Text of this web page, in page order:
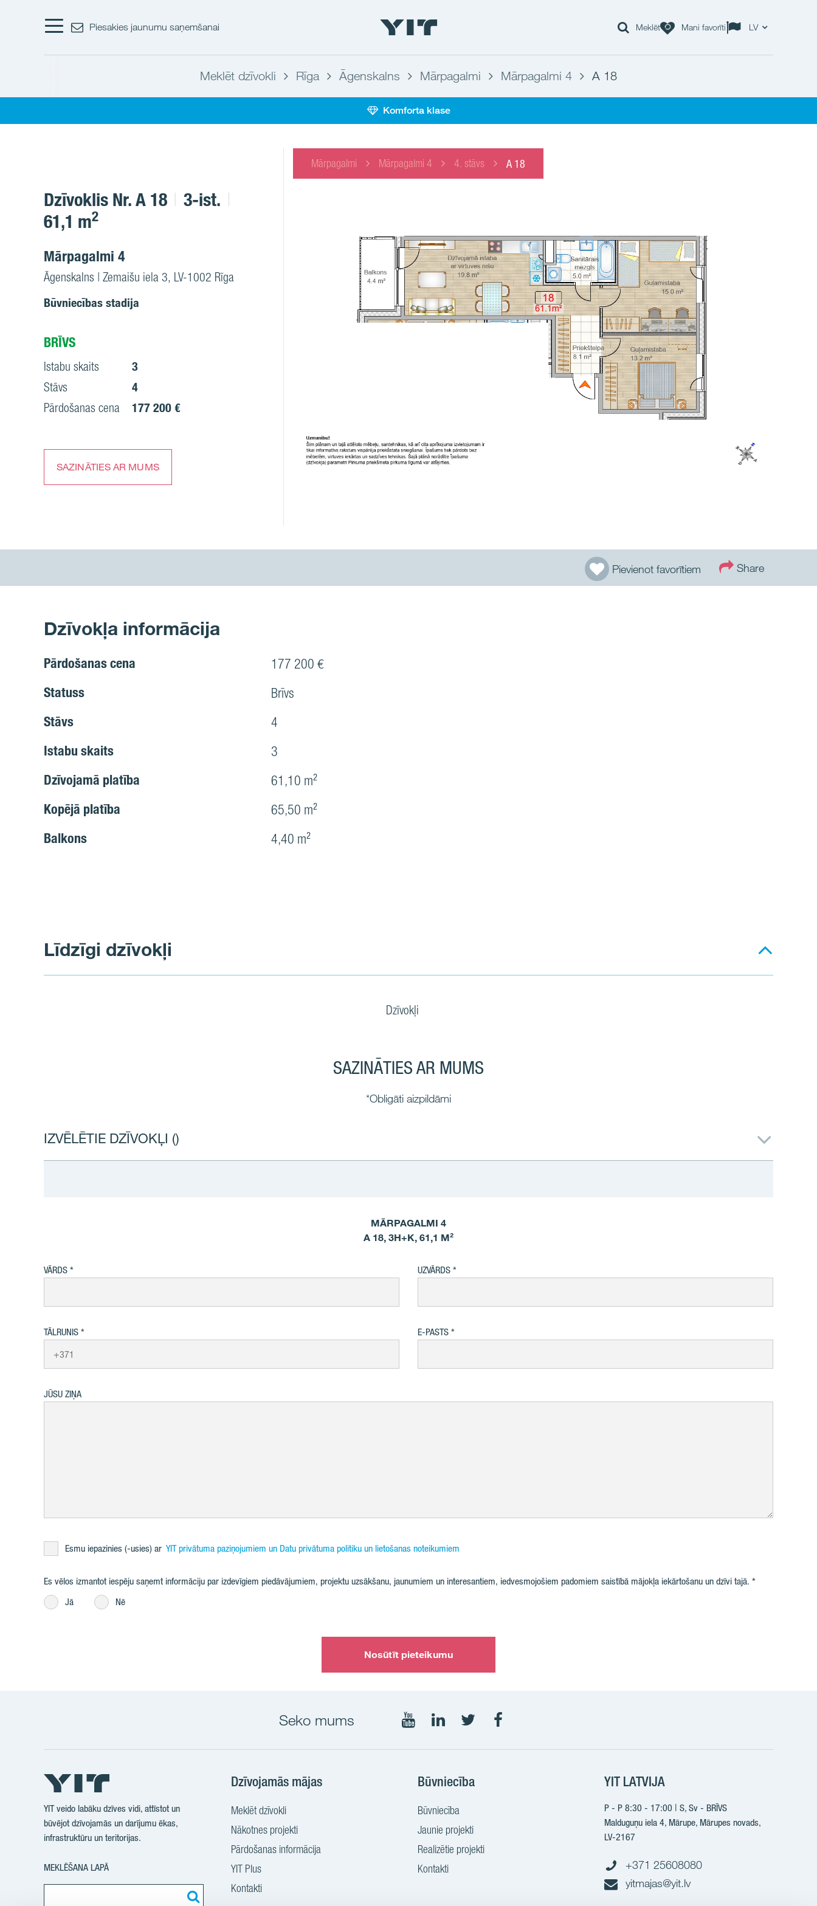
Piesakies jaunumu saņemšanai Meklēt Mani favorīti LV
Meklēt dzīvokli Rīga Āgenskalns Mārpagalmi Mārpagalmi 4 A 18
Komforta klase
Mārpagalmi Mārpagalmi 4 4. stāvs A 18
Dzīvoklis Nr. A 18
3-ist.
61,1 m2
Mārpagalmi 4
Āgenskalns | Zemaišu iela 3, LV-1002 Rīga
Būvniecības stadija
BRĪVS
Istabu skaits
3
Stāvs
4
Pārdošanas cena
177 200 €
SAZINĀTIES AR MUMS
Pievienot favorītiem Share
Dzīvokļa informācija
Pārdošanas cena 177 200 €
Statuss Brīvs
Stāvs 4
Istabu skaits 3
Dzīvojamā platība 61,10 m²
Kopējā platība 65,50 m²
Balkons 4,40 m²
Līdzīgi dzīvokļi
Dzīvokļi
SAZINĀTIES AR MUMS
*Obligāti aizpildāmi
IZVĒLĒTIE DZĪVOKĻI ()
MĀRPAGALMI 4
A 18, 3H+K, 61,1 M²
VĀRDS UZVĀRDS
TĀLRUNIS E-PASTS
JŪSU ZIŅA
Esmu iepazinies (-usies) ar YIT privātuma paziņojumiem un Datu privātuma politiku un lietošanas noteikumiem
Es vēlos izmantot iespēju saņemt informāciju par izdevīgiem piedāvājumiem, projektu uzsākšanu, jaunumiem un interesantiem, iedvesmojošiem padomiem saistībā mājokļa iekārtošanu un dzīvi tajā.
Jā
Nē
Nosūtīt pieteikumu
Seko mums
YouTube
LinkedInTwtitter
YIT veido labāku dzīves vidi, attīstot un
būvējot dzīvojamās un darījumu ēkas,
infrastruktūru un teritorijas.
MEKLĒŠANA LAPĀ
Dzīvojamās mājas
Meklēt dzīvokli
Nākotnes projekti
Pārdošanas informācija
YIT Plus
Kontakti
Būvniecība
Būvniecība
Jaunie projekti
Realizētie projekti
Kontakti
YIT LATVIJA
P - P 8:30 - 17:00 | S, Sv - BRĪVS
Malduguņu iela 4, Mārupe, Mārupes novads,
LV-2167
+371 25608080
yitmajas@yit.lv